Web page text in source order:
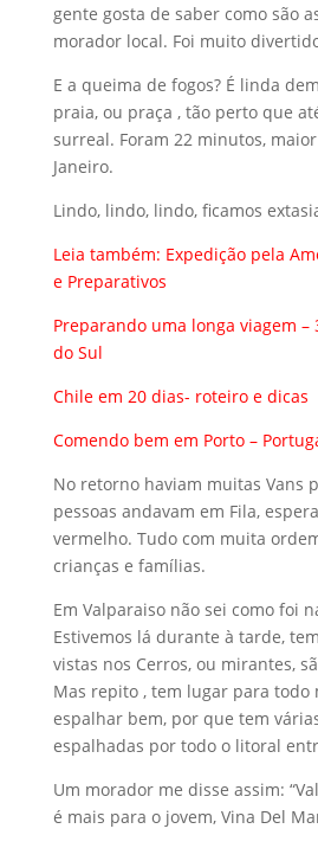
gente gosta de saber como são
morador local. Foi muito
E a queima de fogos? É linda
praia, ou praça , tão perto que
surreal. Foram 22 minutos,
Janeiro.
Lindo, lindo, lindo, ficamos
Leia também: Expedição pela
e Preparativos
Preparando uma longa viagem –
do Sul
Chile em 20 dias- roteiro e dicas
Comendo bem em Porto –
No retorno haviam muitas Vans
pessoas andavam em Fila,
vermelho. Tudo com muita
crianças e famílias.
Em Valparaiso não sei como foi
Estivemos lá durante à tarde,
vistas nos Cerros, ou mirantes,
Mas repito , tem lugar para todo
espalhar bem, por que tem
espalhadas por todo o litoral
Um morador me disse assim:
é mais para o jovem, Vina Del